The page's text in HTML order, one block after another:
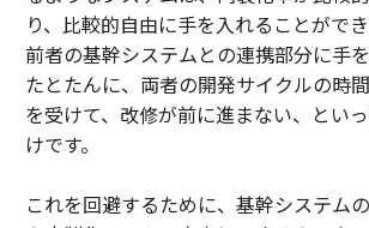
り、比較的自由に手を入れることができ
前者の基幹システムとの連携部分に手
たとたんに、両者の開発サイクルの時
を受けて、改修が前に進まない、とい
けです。
これを回避するために、基幹システム